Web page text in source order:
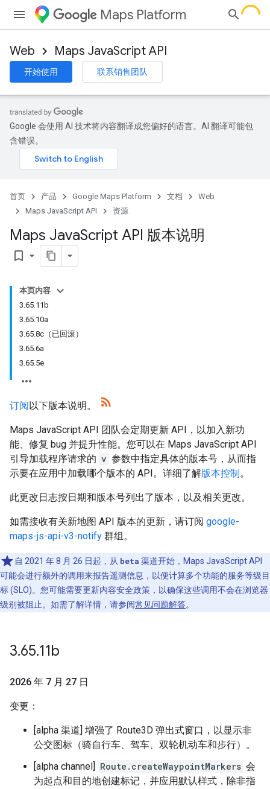
Maps Platform
Web Maps JavaScript API
开始使用 联系销售团队
Google 会使用 AI 技术将内容翻译成您偏好的语言。AI 翻译可能包
含错误。
首页 产品 Google Maps Platform 文档
Web
Maps JavaScript API
资源
Maps JavaScript API 版本说明
bookmark_border
本页内容
3.65.11b
3.65.10a
3.65.8c（已回滚）
3.65.6a
3.65.5e
订阅以下版本说明。
Maps JavaScript API 团队会定期更新 API，以加入新功
能、修复 bug 并提升性能。您可以在 Maps JavaScript API
引导加载程序请求的 v 参数中指定具体的版本号，从而指
示要在应用中加载哪个版本的 API。详细了解版本控制。
此更改日志按日期和版本号列出了版本，以及相关更改。
如需接收有关新地图 API 版本的更新，请订阅 google-
maps-js-api-v3-notify 群组。
自 2021 年 8 月 26 日起，从 beta 渠道开始，Maps JavaScript API
可能会进行额外的调用来报告遥测信息，以便计算多个功能的服务等级目
标 (SLO)。您可能需要更新内容安全政策，以确保这些调用不会在浏览器
级别被阻止。如需了解详情，请参阅常见问题解答。
3.65.11b
2026 年 7 月 27 日
变更：
[alpha 渠道] 增强了 Route3D 弹出式窗口，以显示非
公交图标（骑自行车、驾车、双轮机动车和步行）。
[alpha channel] Route.createWaypointMarkers 会
为起点和目的地创建标记，并应用默认样式，除非指